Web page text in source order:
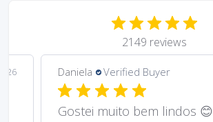
2149 reviews
26 Daniela Verified Buyer
Gostei muito bem lindos 😊